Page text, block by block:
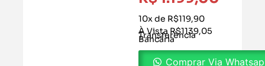
10x de R$119,90
À Vista R$1139,05
Transferência
Bancária
Comprar Via